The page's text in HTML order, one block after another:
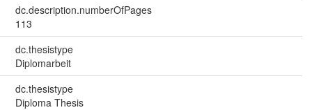
dc.description.numberOfPages
113
dc.thesistype
Diplomarbeit
dc.thesistype
Diploma Thesis